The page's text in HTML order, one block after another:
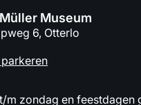
Museum
6, Otterlo
parkeren
m zondag en feestdagen